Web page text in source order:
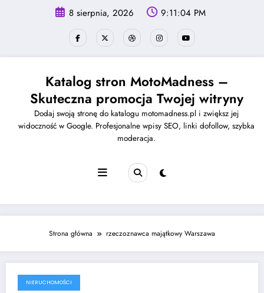
8 sierpnia, 2026 9:11:04 PM
Katalog stron MotoMadness –
Skuteczna promocja Twojej witryny
Dodaj swoją stronę do katalogu motomadness.pl i zwiększ jej
widoczność w Google. Profesjonalne wpisy SEO, linki dofollow, szybka
moderacja.
Strona główna rzeczoznawca majątkowy Warszawa
15 maja, 2025
NIERUCHOMOŚCI